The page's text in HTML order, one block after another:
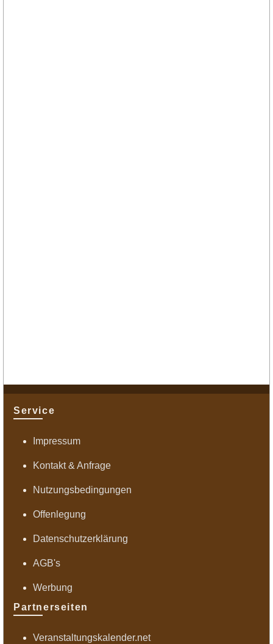
Service
Impressum
Kontakt & Anfrage
Nutzungsbedingungen
Offenlegung
Datenschutzerklärung
AGB's
Werbung
Partnerseiten
Veranstaltungskalender.net